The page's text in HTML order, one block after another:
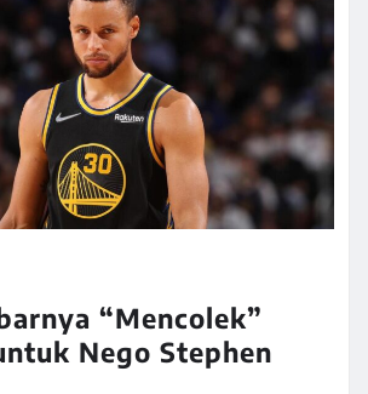
“Mencolek”
Nego Stephen